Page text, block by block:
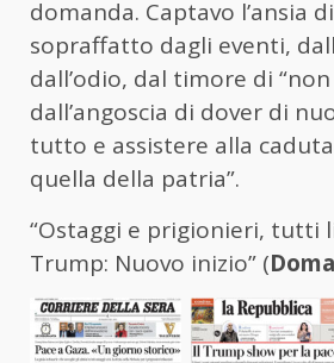
domanda. Captavo l’ansia
sopraffatto dagli eventi,
dall’odio, dal timore di “non
dall’angoscia di dover di
tutto e assistere alla
quella della patria”.
“Ostaggi e prigionieri, tutti
Trump: Nuovo inizio” (